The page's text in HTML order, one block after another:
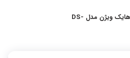
دوربین مداربسته تحت شبکه هایک ویژن مدل DS-